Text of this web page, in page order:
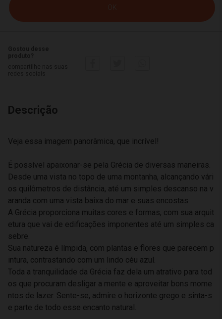
Descrição
Veja essa imagem panorâmica, que incrível!
É possível apaixonar-se pela Grécia de diversas maneiras.
Desde uma vista no topo de uma montanha, alcançando vári
os quilômetros de distância, até um simples descanso na v
aranda com uma vista baixa do mar e suas encostas.
A Grécia proporciona muitas cores e formas, com sua arquit
etura que vai de edificações imponentes até um simples ca
sebre.
Sua natureza é límpida, com plantas e flores que parecem p
intura, contrastando com um lindo céu azul.
Toda a tranquilidade da Grécia faz dela um atrativo para tod
os que procuram desligar a mente e aproveitar bons mome
ntos de lazer. Sente-se, admire o horizonte grego e sinta-s
e parte de todo esse encanto natural.